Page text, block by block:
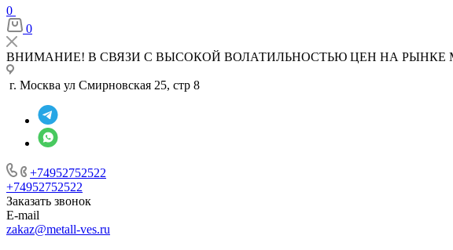
0
0
ВНИМАНИЕ! В СВЯЗИ С ВЫСОКОЙ ВОЛАТИЛЬНОСТЬЮ ЦЕН НА
г. Москва ул Смирновская 25, стр 8
+74952752522
+74952752522
Заказать звонок
E-mail
zakaz@metall-ves.ru